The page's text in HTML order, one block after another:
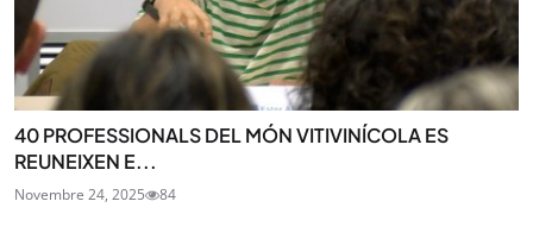
40 PROFESSIONALS DEL MÓN VITIVINÍCOLA ES
REUNEIXEN E...
Novembre 24, 2025 84